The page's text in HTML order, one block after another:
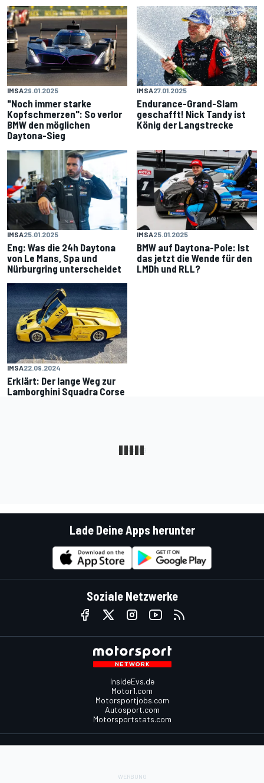
IMSA29.01.2025
"Noch immer starke
Kopfschmerzen": So verlor
BMW den möglichen
Daytona-Sieg
IMSA27.01.2025
Endurance-Grand-Slam
geschafft! Nick Tandy ist
König der Langstrecke
IMSA25.01.2025
Eng: Was die 24h Daytona
von Le Mans, Spa und
Nürburgring unterscheidet
IMSA25.01.2025
BMW auf Daytona-Pole: Ist
das jetzt die Wende für den
LMDh und RLL?
IMSA22.09.2024
Erklärt: Der lange Weg zur
Lamborghini Squadra Corse
Lade Deine Apps herunter
Soziale Netzwerke
InsideEvs.de
Motor1.com
Motorsportjobs.com
Autosport.com
Motorsportstats.com
Kontaktiere uns
Werben auf Motorsport.com